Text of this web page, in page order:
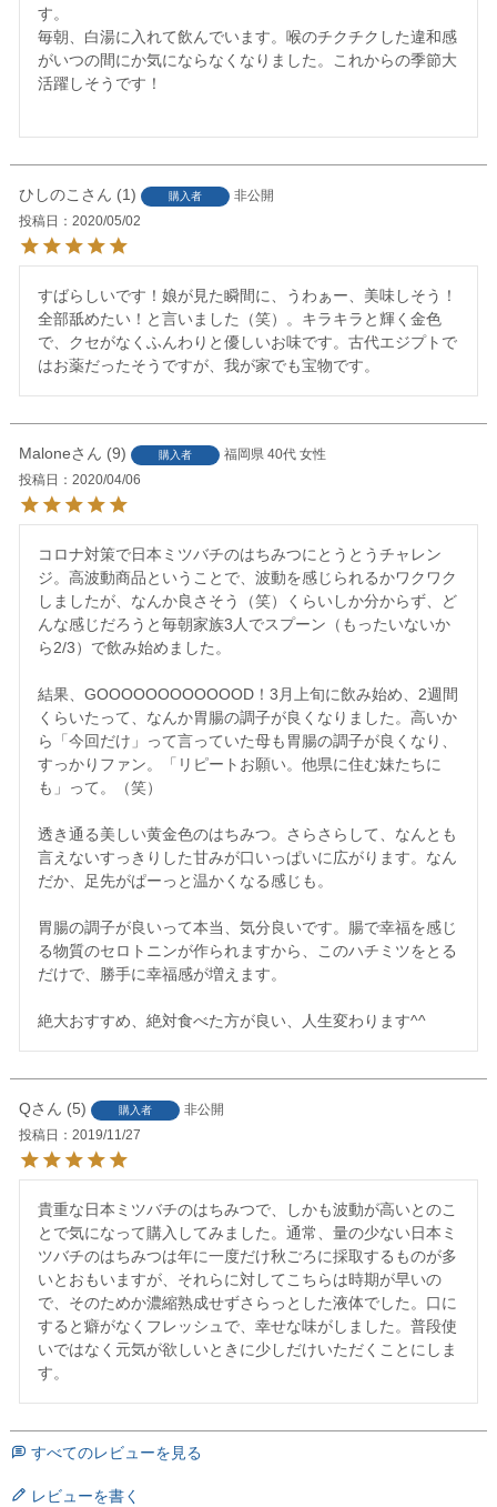
す。
毎朝、白湯に入れて飲んでいます。喉のチクチクした違和感
がいつの間にか気にならなくなりました。これからの季節大
活躍しそうです！
ひしのこ 1 購入者
非公開
投稿日
2020/05/02
すばらしいです！娘が見た瞬間に、うわぁー、美味しそう！
全部舐めたい！と言いました（笑）。キラキラと輝く金色
で、クセがなくふんわりと優しいお味です。古代エジプトで
はお薬だったそうですが、我が家でも宝物です。
Malone 9 購入者 福岡県 40代 女性
投稿日
2020/04/06
コロナ対策で日本ミツバチのはちみつにとうとうチャレン
ジ。高波動商品ということで、波動を感じられるかワクワク
しましたが、なんか良さそう（笑）くらいしか分からず、ど
んな感じだろうと毎朝家族3人でスプーン（もったいないか
ら2/3）で飲み始めました。
結果、GOOOOOOOOOOOOD！3月上旬に飲み始め、2週間
くらいたって、なんか胃腸の調子が良くなりました。高いか
ら「今回だけ」って言っていた母も胃腸の調子が良くなり、
すっかりファン。「リピートお願い。他県に住む妹たちに
も」って。（笑）
透き通る美しい黄金色のはちみつ。さらさらして、なんとも
言えないすっきりした甘みが口いっぱいに広がります。なん
だか、足先がぱーっと温かくなる感じも。
胃腸の調子が良いって本当、気分良いです。腸で幸福を感じ
る物質のセロトニンが作られますから、このハチミツをとる
だけで、勝手に幸福感が増えます。
絶大おすすめ、絶対食べた方が良い、人生変わります^^
Q 5 購入者
非公開
投稿日
2019/11/27
貴重な日本ミツバチのはちみつで、しかも波動が高いとのこ
とで気になって購入してみました。通常、量の少ない日本ミ
ツバチのはちみつは年に一度だけ秋ごろに採取するものが多
いとおもいますが、それらに対してこちらは時期が早いの
で、そのためか濃縮熟成せずさらっとした液体でした。口に
すると癖がなくフレッシュで、幸せな味がしました。普段使
いではなく元気が欲しいときに少しだけいただくことにしま
す。
すべてのレビューを見る
レビューを書く